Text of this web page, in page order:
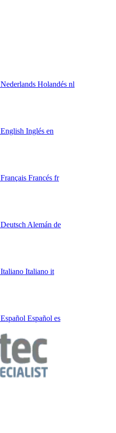
Nederlands Holandés nl
English Inglés en
Français Francés fr
Deutsch Alemán de
Italiano Italiano it
Español Español es